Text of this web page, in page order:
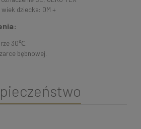
dziecka: 0M +
30℃.
bębnowej.